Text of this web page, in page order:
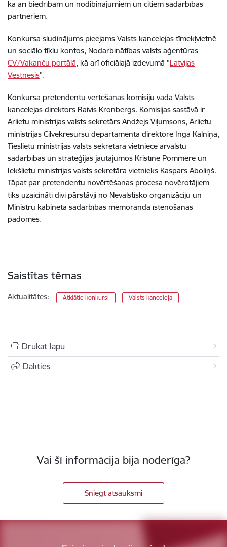
kā arī biedrībām un nodibinājumiem un citiem sadarbības
partneriem.
Konkursa sludinājums pieejams Valsts kancelejas tīmekļvietnē
un sociālo tīklu kontos, Nodarbinātības valsts aģentūras
CV/Vakanču portālā, kā arī oficiālajā izdevumā “Latvijas
Vēstnesis”.
Konkursa pretendentu vērtēšanas komisiju vada Valsts
kancelejas direktors Raivis Kronbergs. Komisijas sastāvā ir
Ārlietu ministrijas valsts sekretārs Andžejs Viļumsons, Ārlietu
ministrijas Cilvēkresursu departamenta direktore Inga Kalniņa,
Tieslietu ministrijas valsts sekretāra vietniece ārvalstu
sadarbības un stratēģijas jautājumos Kristīne Pommere un
Iekšlietu ministrijas valsts sekretāra vietnieks Kaspars Āboliņš.
Tāpat par pretendentu novērtēšanas procesa novērotājiem
tiks uzaicināti divi pārstāvji no Nevalstisko organizāciju un
Ministru kabineta sadarbības memoranda īstenošanas
padomes.
Saistītas tēmas
Aktualitātes: Atklātie konkursi Valsts kanceleja
Drukāt lapu
Dalīties
Vai šī informācija bija noderīga?
Sniegt atsauksmi